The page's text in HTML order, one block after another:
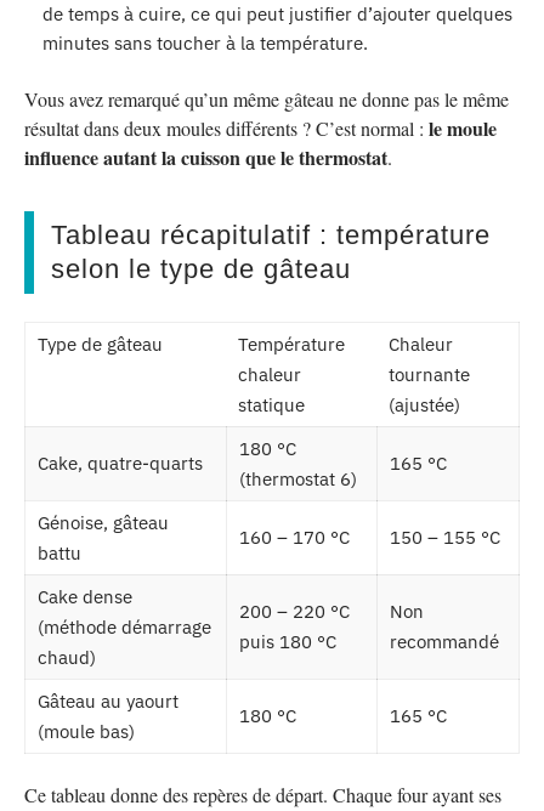
de temps à cuire, ce qui peut justifier d’ajouter quelques
minutes sans toucher à la température.
Vous avez remarqué qu’un même gâteau ne donne pas le même
résultat dans deux moules différents ? C’est normal : le moule
influence autant la cuisson que le thermostat.
Tableau récapitulatif : température
selon le type de gâteau
Type de gâteau
Température
chaleur
statique
Chaleur
tournante
(ajustée)
Cake, quatre-quarts
180 °C
(thermostat 6)
165 °C
Génoise, gâteau
battu
160 – 170 °C 150 – 155 °C
Cake dense
(méthode démarrage
chaud)
200 – 220 °C
puis 180 °C
Non
recommandé
Gâteau au yaourt
(moule bas)
180 °C 165 °C
Ce tableau donne des repères de départ. Chaque four ayant ses